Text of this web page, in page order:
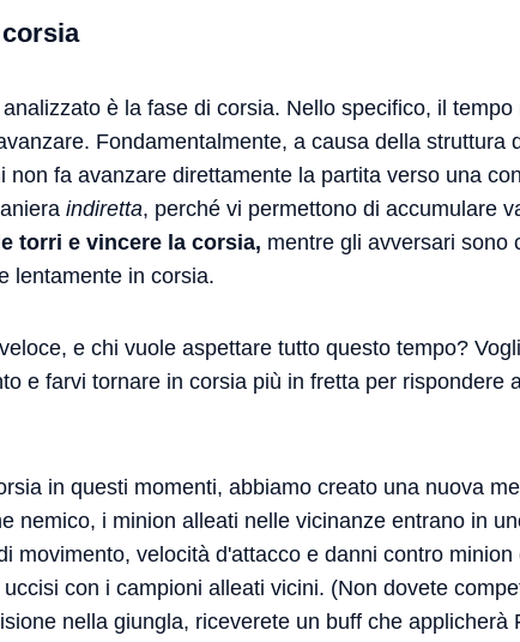
è la fase di corsia. Nello specifico, il
Fondamentalmente, a causa della struttura
non fa avanzare direttamente la partita verso una
indiretta, perché vi permettono di accumulare
torri e vincere la corsia, mentre gli avversari sono
lentamente in corsia.
e chi vuole aspettare tutto questo tempo?
e farvi tornare in corsia più in fretta per rispondere
in questi momenti, abbiamo creato una nuova
nemico, i minion alleati nelle vicinanze entrano in
movimento, velocità d'attacco e danni contro
con i campioni alleati vicini. (Non dovete
nella giungla, riceverete un buff che applicherà